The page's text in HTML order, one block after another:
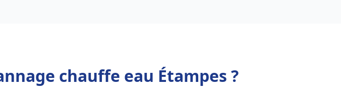
chauffe eau Étampes ?